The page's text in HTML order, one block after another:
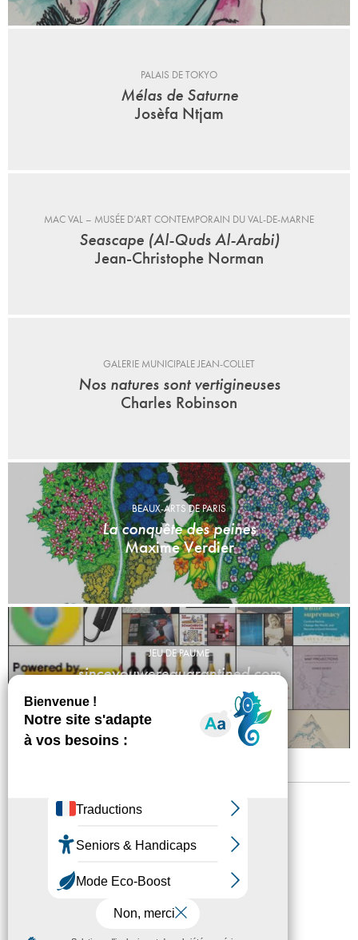
PALAIS DE TOKYO
Mélas de Saturne
Josèfa Ntjam
MAC VAL – MUSÉE D’ART CONTEMPORAIN DU VAL-DE-MARNE
Seascape (Al-Quds Al-Arabi)
Jean-Christophe Norman
GALERIE MUNICIPALE JEAN-COLLET
Nos natures sont vertigineuses
Charles Robinson
BEAUX-ARTS DE PARIS
La conquête des peines
Maxime Verdier
JEU DE PAUME
sinceyouwerequarantined.com
Accessibilité
Presse